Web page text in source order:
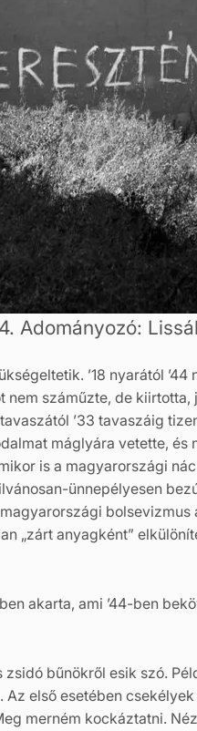
Adományozó:
’18 nyarától
nem száműzte, de
’33 tavaszáig
máglyára vetette, és
is a magyarországi
ünnepélyesen
„zárt anyagként”
akarta, ami ’44-ben
bűnökről esik szó.
első esetében
merném kockáztatni.